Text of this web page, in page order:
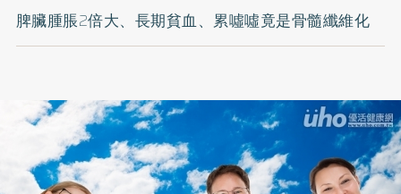
脾臟腫脹2倍大、長期貧血、累噓噓竟是骨髓纖維化